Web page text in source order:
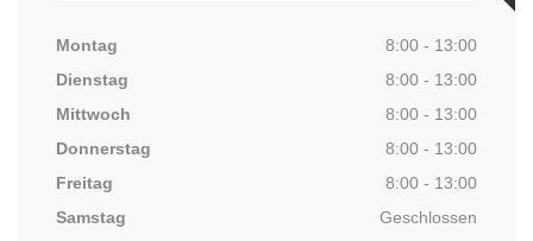
Montag
8:00 - 13:00
Dienstag
8:00 - 13:00
Mittwoch
8:00 - 13:00
Donnerstag
8:00 - 13:00
Freitag
8:00 - 13:00
Samstag
Geschlossen